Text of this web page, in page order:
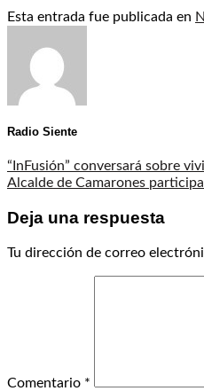
Esta entrada fue publicada en
Radio Siente
“InFusión” conversará sobre
Alcalde de Camarones
Deja una respuesta
Tu dirección de correo
Comentario *